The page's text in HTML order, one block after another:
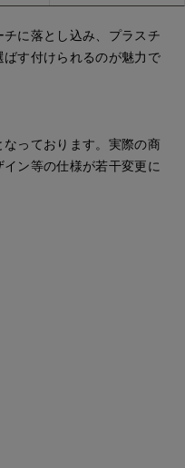
に落とし込み、プラスチ
す付けられるのが魅力で
っております。実際の商
ン等の仕様が若干変更に